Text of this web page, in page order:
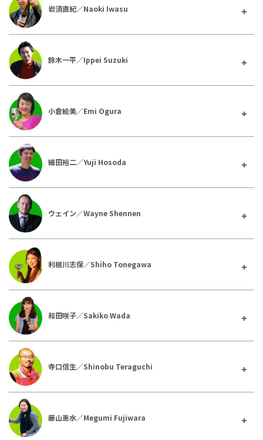
岩須直紀／Naoki Iwasu
鈴木一平／Ippei Suzuki
小倉絵美／Emi Ogura
細田裕二／Yuji Hosoda
ウェイン／Wayne Shennen
利根川志保／Shiho Tonegawa
和田咲子／Sakiko Wada
寺口信生／Shinobu Teraguchi
藤山恵水／Megumi Fujiwara